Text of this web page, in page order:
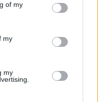
You may click to
its third-party tags to
in below Google
of my
my
my
con